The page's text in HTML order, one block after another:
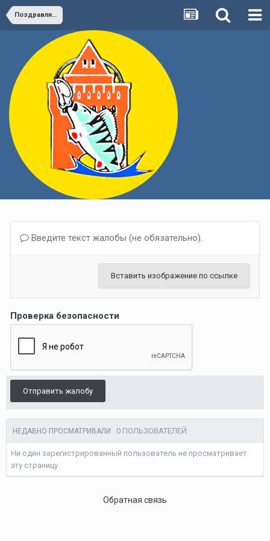
Поздравлялка
Введите текст жалобы (не обязательно).
Вставить изображение по ссылке
Проверка безопасности
Отправить жалобу
НЕДАВНО ПРОСМАТРИВАЛИ 0 ПОЛЬЗОВАТЕЛЕЙ
Ни один зарегистрированный пользователь не просматривает
эту страницу.
Обратная связь